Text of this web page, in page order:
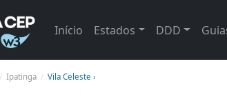
Início Estados DDD
Ipatinga Vila Celeste ›